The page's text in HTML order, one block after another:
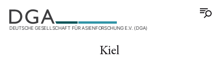
DEUTSCHE GESELLSCHAFT FÜR ASIENFORSCHUNG E.V. (DGA)
Kiel